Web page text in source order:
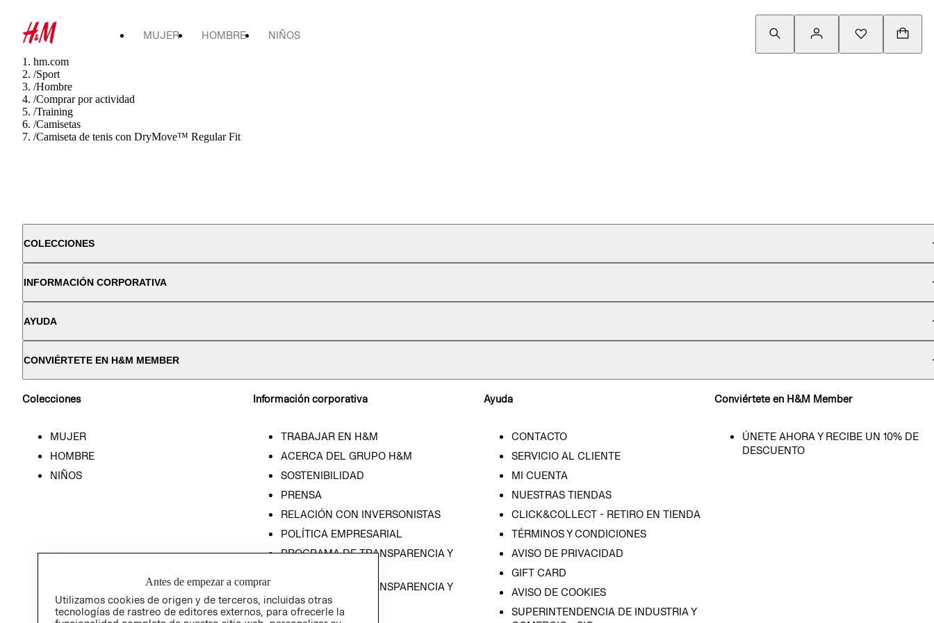
MUJER HOMBRE NIÑOS
hm.com
/Sport
/Hombre
/Comprar por actividad
/Training
/Camisetas
/Camiseta de tenis con DryMove™ Regular Fit
COLECCIONES
INFORMACIÓN CORPORATIVA
AYUDA
CONVIÉRTETE EN H&M MEMBER
Colecciones
MUJER
HOMBRE
NIÑOS
Información corporativa
TRABAJAR EN H&M
ACERCA DEL GRUPO H&M
SOSTENIBILIDAD
PRENSA
RELACIÓN CON INVERSONISTAS
POLÍTICA EMPRESARIAL
PROGRAMA DE TRANSPARENCIA Y
PROGRAMA DE TRANSPARENCIA Y
ÉTICA (INGLÉS)
Ayuda
CONTACTO
SERVICIO AL CLIENTE
MI CUENTA
NUESTRAS TIENDAS
CLICK&COLLECT - RETIRO EN TIENDA
TÉRMINOS Y CONDICIONES
AVISO DE PRIVACIDAD
GIFT CARD
AVISO DE COOKIES
SUPERINTENDENCIA DE INDUSTRIA Y
Conviértete en H&M Member
ÚNETE AHORA Y RECIBE UN 10% DE
DESCUENTO
Antes de empezar a comprar
Utilizamos cookies de origen y de terceros, incluidas otras
tecnologías de rastreo de editores externos, para ofrecerle la